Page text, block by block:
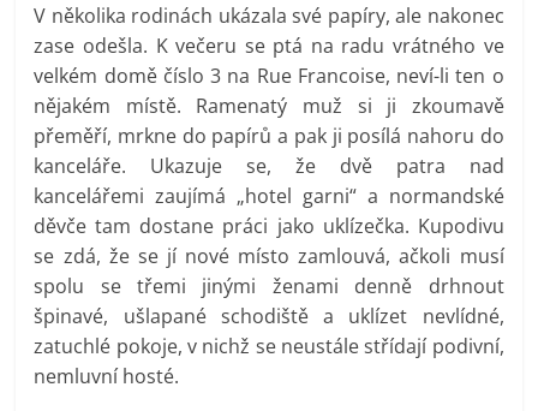
V několika rodinách ukázala své papíry, ale nakonec
zase odešla. K večeru se ptá na radu vrátného ve
velkém domě číslo 3 na Rue Francoise, neví-li ten o
nějakém místě. Ramenatý muž si ji zkoumavě
přeměří, mrkne do papírů a pak ji posílá nahoru do
kanceláře. Ukazuje se, že dvě patra nad
kancelářemi zaujímá „hotel garni“ a normandské
děvče tam dostane práci jako uklízečka. Kupodivu
se zdá, že se jí nové místo zamlouvá, ačkoli musí
spolu se třemi jinými ženami denně drhnout
špinavé, ušlapané schodiště a uklízet nevlídné,
zatuchlé pokoje, v nichž se neustále střídají podivní,
nemluvní hosté.